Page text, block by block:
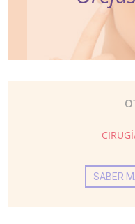
SABER